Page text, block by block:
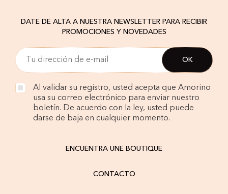
DATE DE ALTA A NUESTRA NEWSLETTER PARA RECIBIR
PROMOCIONES Y NOVEDADES
Al validar su registro, usted acepta que Amorino
usa su correo electrónico para enviar nuestro
boletín. De acuerdo con la ley, usted puede
darse de baja en cualquier momento.
ENCUENTRA UNE BOUTIQUE
CONTACTO